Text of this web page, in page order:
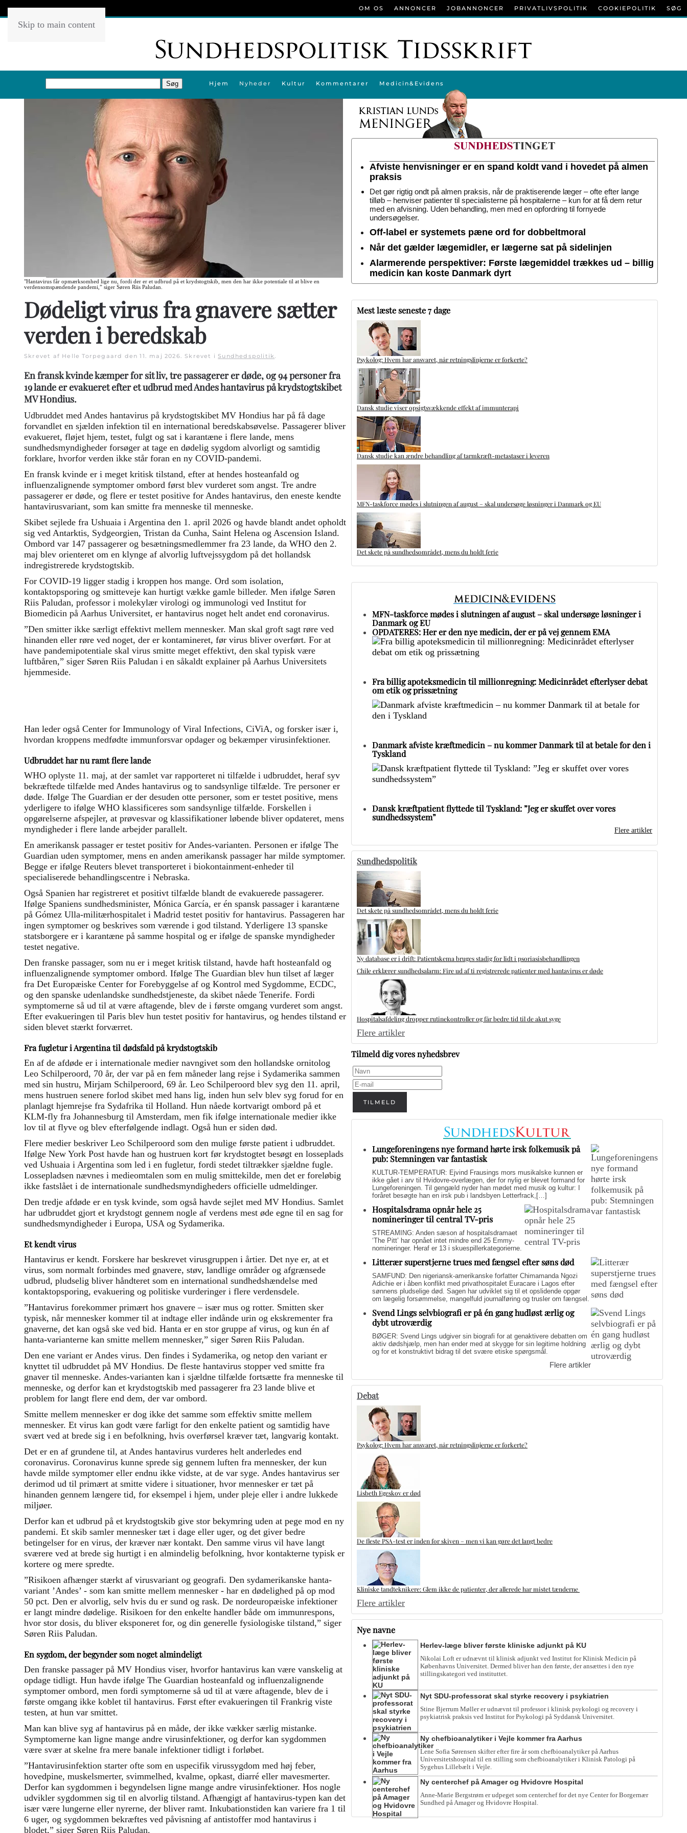
Skip to main content
Hjem Nyheder Kultur Kommentarer Medicin&Evidens
OM OS ANNONCER JOBANNONCER PRIVATLIVSPOLITIK COOKIEPOLITIK SØG
"Hantavirus får opmærksomhed lige nu, fordi der er et udbrud på et krydstogtskib, men den har ikke potentiale til at blive en
verdensomspændende pandemi,” siger Søren Riis Paludan.
Dødeligt virus fra gnavere sætter
verden i beredskab
Skrevet af Helle Torpegaard den11. maj 2026. Skrevet i Sundhedspolitik.
En fransk kvinde kæmper for sit liv, tre passagerer er døde, og 94 personer fra
19 lande er evakueret efter et udbrud med Andes hantavirus på krydstogtskibet
MV Hondius.
Udbruddet med Andes hantavirus på krydstogtskibet MV Hondius har på få dage
forvandlet en sjælden infektion til en international beredskabsøvelse. Passagerer bliver
evakueret, fløjet hjem, testet, fulgt og sat i karantæne i flere lande, mens
sundhedsmyndigheder forsøger at tage en dødelig sygdom alvorligt og samtidig
forklare, hvorfor verden ikke står foran en ny COVID-pandemi.
En fransk kvinde er i meget kritisk tilstand, efter at hendes hosteanfald og
influenzalignende symptomer ombord først blev vurderet som angst. Tre andre
passagerer er døde, og flere er testet positive for Andes hantavirus, den eneste kendte
hantavirusvariant, som kan smitte fra menneske til menneske.
Skibet sejlede fra Ushuaia i Argentina den 1. april 2026 og havde blandt andet opholdt
sig ved Antarktis, Sydgeorgien, Tristan da Cunha, Saint Helena og Ascension Island.
Ombord var 147 passagerer og besætningsmedlemmer fra 23 lande, da WHO den 2.
maj blev orienteret om en klynge af alvorlig luftvejssygdom på det hollandsk
indregistrerede krydstogtskib.
For COVID-19 ligger stadig i kroppen hos mange. Ord som isolation,
kontaktopsporing og smitteveje kan hurtigt vække gamle billeder. Men ifølge Søren
Riis Paludan, professor i molekylær virologi og immunologi ved Institut for
Biomedicin på Aarhus Universitet, er hantavirus noget helt andet end coronavirus.
”Den smitter ikke særligt effektivt mellem mennesker. Man skal groft sagt røre ved
hinanden eller røre ved noget, der er kontamineret, før virus bliver overført. For at
have pandemipotentiale skal virus smitte meget effektivt, den skal typisk være
luftbåren,” siger Søren Riis Paludan i en såkaldt explainer på Aarhus Universitets
hjemmeside.
Han leder også Center for Immunology of Viral Infections, CiViA, og forsker især i,
hvordan kroppens medfødte immunforsvar opdager og bekæmper virusinfektioner.
Udbruddet har nu ramt flere lande
WHO oplyste 11. maj, at der samlet var rapporteret ni tilfælde i udbruddet, heraf syv
bekræftede tilfælde med Andes hantavirus og to sandsynlige tilfælde. Tre personer er
døde. Ifølge The Guardian er der desuden otte personer, som er testet positive, mens
yderligere to ifølge WHO klassificeres som sandsynlige tilfælde. Forskellen i
opgørelserne afspejler, at prøvesvar og klassifikationer løbende bliver opdateret, mens
myndigheder i flere lande arbejder parallelt.
En amerikansk passager er testet positiv for Andes-varianten. Personen er ifølge The
Guardian uden symptomer, mens en anden amerikansk passager har milde symptomer.
Begge er ifølge Reuters blevet transporteret i biokontainment-enheder til
specialiserede behandlingscentre i Nebraska.
Også Spanien har registreret et positivt tilfælde blandt de evakuerede passagerer.
Ifølge Spaniens sundhedsminister, Mónica García, er én spansk passager i karantæne
på Gómez Ulla-militærhospitalet i Madrid testet positiv for hantavirus. Passageren har
ingen symptomer og beskrives som værende i god tilstand. Yderligere 13 spanske
statsborgere er i karantæne på samme hospital og er ifølge de spanske myndigheder
testet negative.
Den franske passager, som nu er i meget kritisk tilstand, havde haft hosteanfald og
influenzalignende symptomer ombord. Ifølge The Guardian blev hun tilset af læger
fra Det Europæiske Center for Forebyggelse af og Kontrol med Sygdomme, ECDC,
og den spanske udenlandske sundhedstjeneste, da skibet nåede Tenerife. Fordi
symptomerne så ud til at være aftagende, blev de i første omgang vurderet som angst.
Efter evakueringen til Paris blev hun testet positiv for hantavirus, og hendes tilstand er
siden blevet stærkt forværret.
Fra fugletur i Argentina til dødsfald på krydstogtskib
En af de afdøde er i internationale medier navngivet som den hollandske ornitolog
Leo Schilperoord, 70 år, der var på en fem måneder lang rejse i Sydamerika sammen
med sin hustru, Mirjam Schilperoord, 69 år. Leo Schilperoord blev syg den 11. april,
mens hustruen senere forlod skibet med hans lig, inden hun selv blev syg forud for en
planlagt hjemrejse fra Sydafrika til Holland. Hun nåede kortvarigt ombord på et
KLM-fly fra Johannesburg til Amsterdam, men fik ifølge internationale medier ikke
lov til at flyve og blev efterfølgende indlagt. Også hun er siden død.
Flere medier beskriver Leo Schilperoord som den mulige første patient i udbruddet.
Ifølge New York Post havde han og hustruen kort før krydstogtet besøgt en losseplads
ved Ushuaia i Argentina som led i en fugletur, fordi stedet tiltrækker sjældne fugle.
Lossepladsen nævnes i medieomtalen som en mulig smittekilde, men det er foreløbig
ikke fastslået i de internationale sundhedsmyndigheders officielle udmeldinger.
Den tredje afdøde er en tysk kvinde, som også havde sejlet med MV Hondius. Samlet
har udbruddet gjort et krydstogt gennem nogle af verdens mest øde egne til en sag for
sundhedsmyndigheder i Europa, USA og Sydamerika.
Et kendt virus
Hantavirus er kendt. Forskere har beskrevet virusgruppen i årtier. Det nye er, at et
virus, som normalt forbindes med gnavere, støv, landlige områder og afgrænsede
udbrud, pludselig bliver håndteret som en international sundhedshændelse med
kontaktopsporing, evakuering og politiske vurderinger i flere verdensdele.
”Hantavirus forekommer primært hos gnavere – især mus og rotter. Smitten sker
typisk, når mennesker kommer til at indtage eller indånde urin og ekskrementer fra
gnaverne, det kan også ske ved bid. Hanta er en stor gruppe af virus, og kun én af
hanta-varianterne kan smitte mellem mennesker,” siger Søren Riis Paludan.
Den ene variant er Andes virus. Den findes i Sydamerika, og netop den variant er
knyttet til udbruddet på MV Hondius. De fleste hantavirus stopper ved smitte fra
gnaver til menneske. Andes-varianten kan i sjældne tilfælde fortsætte fra menneske til
menneske, og derfor kan et krydstogtskib med passagerer fra 23 lande blive et
problem for langt flere end dem, der var ombord.
Smitte mellem mennesker er dog ikke det samme som effektiv smitte mellem
mennesker. Et virus kan godt være farligt for den enkelte patient og samtidig have
svært ved at brede sig i en befolkning, hvis overførsel kræver tæt, langvarig kontakt.
Det er en af grundene til, at Andes hantavirus vurderes helt anderledes end
coronavirus. Coronavirus kunne sprede sig gennem luften fra mennesker, der kun
havde milde symptomer eller endnu ikke vidste, at de var syge. Andes hantavirus ser
derimod ud til primært at smitte videre i situationer, hvor mennesker er tæt på
hinanden gennem længere tid, for eksempel i hjem, under pleje eller i andre lukkede
miljøer.
Derfor kan et udbrud på et krydstogtskib give stor bekymring uden at pege mod en ny
pandemi. Et skib samler mennesker tæt i dage eller uger, og det giver bedre
betingelser for en virus, der kræver nær kontakt. Den samme virus vil have langt
sværere ved at brede sig hurtigt i en almindelig befolkning, hvor kontakterne typisk er
kortere og mere spredte.
”Risikoen afhænger stærkt af virusvariant og geografi. Den sydamerikanske hanta-
variant ’Andes’ - som kan smitte mellem mennesker - har en dødelighed på op mod
50 pct. Den er alvorlig, selv hvis du er sund og rask. De nordeuropæiske infektioner
er langt mindre dødelige. Risikoen for den enkelte handler både om immunrespons,
hvor stor dosis, du bliver eksponeret for, og din generelle fysiologiske tilstand,” siger
Søren Riis Paludan.
En sygdom, der begynder som noget almindeligt
Den franske passager på MV Hondius viser, hvorfor hantavirus kan være vanskelig at
opdage tidligt. Hun havde ifølge The Guardian hosteanfald og influenzalignende
symptomer ombord, men fordi symptomerne så ud til at være aftagende, blev de i
første omgang ikke koblet til hantavirus. Først efter evakueringen til Frankrig viste
testen, at hun var smittet.
Man kan blive syg af hantavirus på en måde, der ikke vækker særlig mistanke.
Symptomerne kan ligne mange andre virusinfektioner, og derfor kan sygdommen
være svær at skelne fra mere banale infektioner tidligt i forløbet.
”Hantavirusinfektion starter ofte som en uspecifik virussygdom med høj feber,
hovedpine, muskelsmerter, svimmelhed, kvalme, opkast, diarré eller mavesmerter.
Derfor kan sygdommen i begyndelsen ligne mange andre virusinfektioner. Hos nogle
udvikler sygdommen sig til en alvorlig tilstand. Afhængigt af hantavirus-typen kan det
især være lungerne eller nyrerne, der bliver ramt. Inkubationstiden kan variere fra 1 til
6 uger, og sygdommen bekræftes ved påvisning af antistoffer mod hantavirus i
blodet,” siger Søren Riis Paludan.
Afviste henvisninger er en spand koldt vand i hovedet på almen
praksis
Det gør rigtig ondt på almen praksis, når de praktiserende læger – ofte efter lange
tilløb – henviser patienter til specialisterne på hospitalerne – kun for at få dem retur
med en afvisning. Uden behandling, men med en opfordring til fornyede
undersøgelser.
Off-label er systemets pæne ord for dobbeltmoral
Når det gælder lægemidler, er lægerne sat på sidelinjen
Alarmerende perspektiver: Første lægemiddel trækkes ud – billig
medicin kan koste Danmark dyrt
Mest læste seneste 7 dage
Psykolog: Hvem har ansvaret, når retningslinjerne er forkerte?
Dansk studie viser opsigtsvækkende effekt af immunterapi
Dansk studie kan ændre behandling af tarmkræft-metastaser i leveren
MFN-taskforce mødes i slutningen af august – skal undersøge løsninger i Danmark og EU
Det skete på sundhedsområdet, mens du holdt ferie
MFN-taskforce mødes i slutningen af august – skal undersøge løsninger i
Danmark og EU
OPDATERES: Her er den nye medicin, der er på vej gennem EMA
Fra billig apoteksmedicin til millionregning: Medicinrådet efterlyser debat
om etik og prissætning
Danmark afviste kræftmedicin – nu kommer Danmark til at betale for den i
Tyskland
Dansk kræftpatient flyttede til Tyskland: ”Jeg er skuffet over vores
sundhedssystem”
Flere artikler
Sundhedspolitik
Det skete på sundhedsområdet, mens du holdt ferie
Ny database er i drift: Patientskema bruges stadig for lidt i psoriasisbehandlingen
Chile erklærer sundhedsalarm: Fire ud af ti registrerede patienter med hantavirus er døde
Hospitalsafdeling dropper rutinekontroller og får bedre tid til de akut syge
Flere artikler
Tilmeld dig vores nyhedsbrev
TILMELD
Lungeforeningens nye formand hørte irsk folkemusik på
pub: Stemningen var fantastisk
KULTUR-TEMPERATUR: Ejvind Frausings mors musikalske kunnen er
ikke gået i arv til Hvidovre-overlægen, der for nylig er blevet formand for
Lungeforeningen. Til gengæld nyder han mødet med musik og kultur: I
foråret besøgte han en irsk pub i landsbyen Letterfrack,[…]
Hospitalsdrama opnår hele 25
nomineringer til central TV-pris
STREAMING: Anden sæson af hospitalsdramaet
‘The Pitt’ har opnået intet mindre end 25 Emmy-
nomineringer. Heraf er 13 i skuespillerkategorierne.
Litterær superstjerne trues med fængsel efter søns død
SAMFUND: Den nigeriansk-amerikanske forfatter Chimamanda Ngozi
Adichie er i åben konflikt med privathospitalet Euracare i Lagos efter
sønnens pludselige død. Sagen har udviklet sig til et opslidende opgør
om lægelig forsømmelse, mangelfuld journalføring og trusler om fængsel.
Svend Lings selvbiografi er på én gang hudløst ærlig og
dybt utroværdig
BØGER: Svend Lings udgiver sin biografi for at genaktivere debatten om
aktiv dødshjælp, men han ender med at skygge for sin legitime holdning
og for et konstruktivt bidrag til det svære etiske spørgsmål.
Flere artikler
Debat
Psykolog: Hvem har ansvaret, når retningslinjerne er forkerte?
Lisbeth Egeskov er død
De fleste PSA-test er inden for skiven – men vi kan gøre det langt bedre
Kliniske tandteknikere: Glem ikke de patienter, der allerede har mistet tænderne
Flere artikler
Nye navne
Herlev-læge bliver første kliniske adjunkt på KU
Nikolai Loft er udnævnt til klinisk adjunkt ved Institut for Klinisk Medicin på
Københavns Universitet. Dermed bliver han den første, der ansættes i den nye
stillingskategori ved instituttet.
Nyt SDU-professorat skal styrke recovery i psykiatrien
Stine Bjerrum Møller er udnævnt til professor i klinisk psykologi og recovery i
psykiatrisk praksis ved Institut for Psykologi på Syddansk Universitet.
Ny chefbioanalytiker i Vejle kommer fra Aarhus
Lene Sofia Sørensen skifter efter fire år som chefbioanalytiker på Aarhus
Universitetshospital til en stilling som chefbioanalytiker i Klinisk Patologi på
Sygehus Lillebælt i Vejle.
Ny centerchef på Amager og Hvidovre Hospital
Anne-Marie Bergstrøm er udpeget som centerchef for det nye Center for Borgernær
Sundhed på Amager og Hvidovre Hospital.